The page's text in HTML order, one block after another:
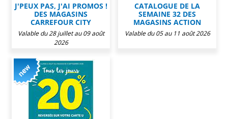
J'PEUX PAS, J'AI PROMOS !
DES MAGASINS
CARREFOUR CITY
Valable du 28 juillet au 09 août
2026
CATALOGUE DE LA
SEMAINE 32 DES
MAGASINS ACTION
Valable du 05 au 11 août 2026